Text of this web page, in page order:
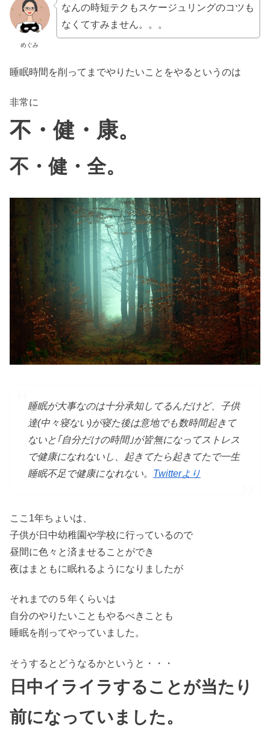
めぐみ
なんの時短テクもスケージュリングのコツも
なくてすみません。。。
睡眠時間を削ってまでやりたいことをやるというのは
非常に
不・健・康。
不・健・全。
睡眠が大事なのは十分承知してるんだけど、子供
達(中々寝ない)が寝た後は意地でも数時間起きて
ないと｢自分だけの時間｣が皆無になってストレス
で健康になれないし、起きてたら起きてたで一生
睡眠不足で健康になれない。 Twitterより
ここ1年ちょいは、
子供が日中幼稚園や学校に行っているので
昼間に色々と済ませることができ
夜はまともに眠れるようになりましたが
それまでの５年くらいは
自分のやりたいこともやるべきことも
睡眠を削ってやっていました。
そうするとどうなるかというと・・・
日中イライラすることが当たり
前になっていました。